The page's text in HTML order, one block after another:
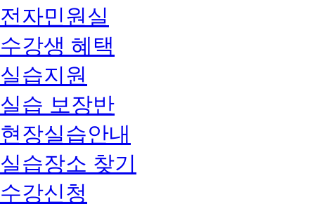
전자민원실
수강생 혜택
실습지원
실습 보장반
현장실습안내
실습장소 찾기
수강신청